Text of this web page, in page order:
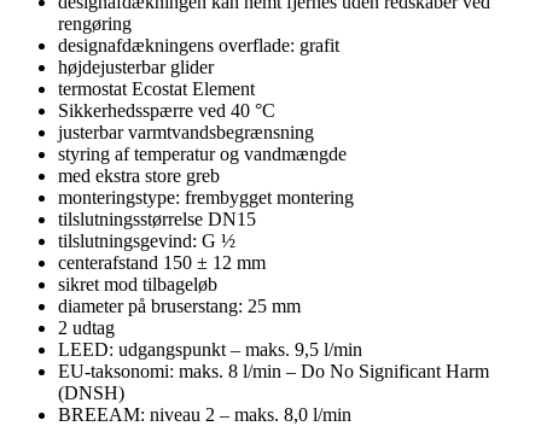
rengøring
designafdækningens overflade: grafit
højdejusterbar glider
termostat Ecostat Element
Sikkerhedsspærre ved 40 °C
justerbar varmtvandsbegrænsning
styring af temperatur og vandmængde
med ekstra store greb
monteringstype: frembygget montering
tilslutningsstørrelse DN15
tilslutningsgevind: G ½
centerafstand 150 ± 12 mm
sikret mod tilbageløb
diameter på bruserstang: 25 mm
2 udtag
LEED: udgangspunkt – maks. 9,5 l/min
EU-taksonomi: maks. 8 l/min – Do No Significant Harm
(DNSH)
BREEAM: niveau 2 – maks. 8,0 l/min